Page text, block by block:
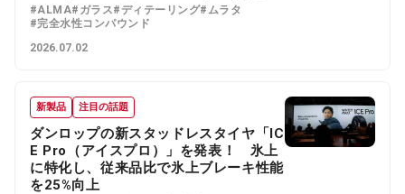
#ALMA#ガラス#ディテーリング#ムラタ
#完全水性コンパウンド
2026.07.02
新製品 注目の話題
ダンロップの新スタッドレスタイヤ「IC
E Pro（アイスプロ）」を発表！ 氷上
に特化し、従来品比で氷上ブレーキ性能
を25%向上